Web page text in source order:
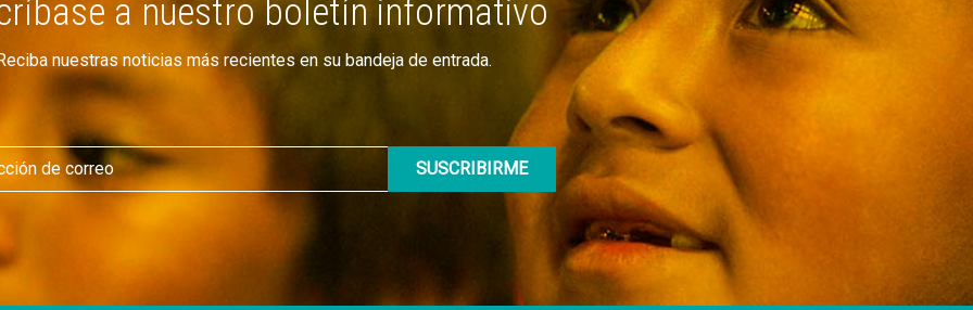
a nuestro boletín informativo
nuestras noticias más recientes en su bandeja de entrada.